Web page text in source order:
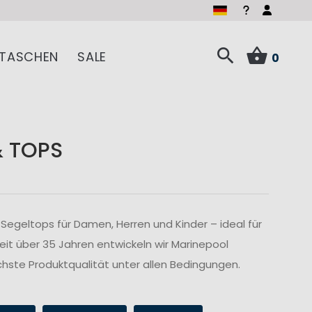
SALE 0
TOPS
für Damen, Herren und Kinder – ideal für
über 35 Jahren entwickeln wir Marinepool
Produktqualität unter allen Bedingungen.